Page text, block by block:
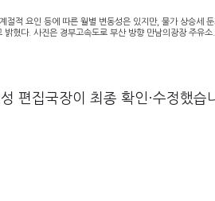
적 요인 등에 따른 월별 변동성은 있지만, 물가 상승세
혔다. 사진은 경부고속도로 부산 방향 만남의광장 주유
편집국장이 최종 확인·수정했습